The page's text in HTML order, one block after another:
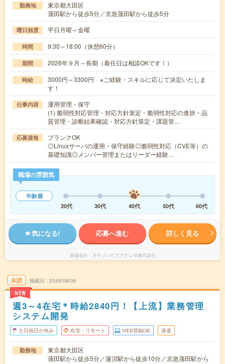
勤務地
東京都大田区
蒲田駅から徒歩5分／京急蒲田駅から徒歩5分
曜日頻度 平日月曜～金曜
時間 9:30～18:00（休憩60分）
期間 2026年９月～長期（着任日は相談OKです！）
時給
3000円～3300円 ※ご経験・スキルに応じて決定いたしま
す！
仕事内容
運用管理・保守
(1) 脆弱性対応管理・対応方針策定・脆弱性対応の進捗・品
質管理・診断結果確認・対応方針策定・課題管…
応募資格
ブランクOK
◎Linuxサーバの運用・保守経験◎脆弱性対応（CVE等）の
基礎知識◎メンバー管理またはリーダー経験…
職場の雰囲気
年齢層
20代
30代 40代 50代 60代
気になる! 応募へ進む 詳しく見る
派遣会社 キヤノンビズアテンダ株式会社
未読
NEW
掲載日 2026/08/06
週3～4在宅＊時給2840円！【上流】業務管理
システム開発
土日祝日が休み 在宅・リモート WEB登録OK 派遣
勤務地
東京都大田区
蒲田駅から徒歩5分／蓮沼駅から徒歩10分／京急蒲田駅から